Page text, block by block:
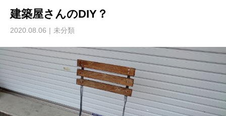
建築屋さんのDIY？
2020.08.06 未分類